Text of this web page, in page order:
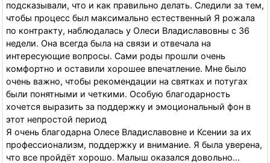
подсказывали, что и как правильно делать. Следили за тем,
чтобы процесс был максимально естественный Я рожала
по контракту, наблюдалась у Олеси Владиславовны с 36
недели. Она всегда была на связи и отвечала на
интересующие вопросы. Сами роды прошли очень
комфортно и оставили хорошее впечатление. Мне было
очень важно, чтобы рекомендации на святках и потугах
были понятными и четкими. Особую благодарность
хочется выразить за поддержку и эмоциональный фон в
этот непростой период
Я очень благодарна Олесе Владиславовне и Ксении за их
профессионализм, поддержку и внимание. Я была уверена,
что все пройдёт хорошо. Малыш оказался довольно...